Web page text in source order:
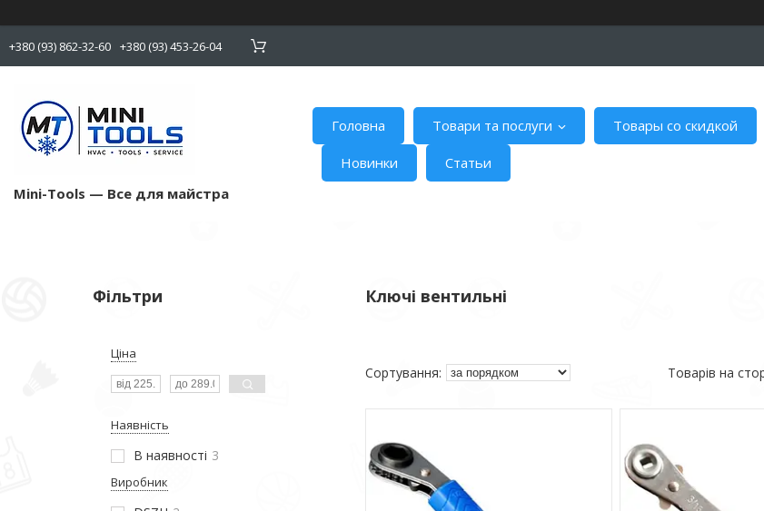
+380 (93) 862-32-60 +380 (93) 453-26-04
Mini-Tools — Все для майстра
Головна Товари та послуги Товары со скидкой
Новинки Статьи
Фільтри
Ціна
Наявність
В наявності 3
Виробник
Ключі вентильні